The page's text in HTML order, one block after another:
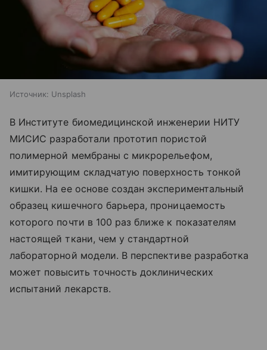
Источник: Unsplash
В Институте биомедицинской инженерии НИТУ
МИСИС разработали прототип пористой
полимерной мембраны с микрорельефом,
имитирующим складчатую поверхность тонкой
кишки. На ее основе создан экспериментальный
образец кишечного барьера, проницаемость
которого почти в 100 раз ближе к показателям
настоящей ткани, чем у стандартной
лабораторной модели. В перспективе разработка
может повысить точность доклинических
испытаний лекарств.